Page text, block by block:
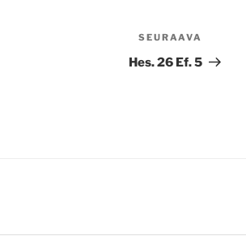
artikkeli
SEURAAVA
Hes. 26 Ef. 5